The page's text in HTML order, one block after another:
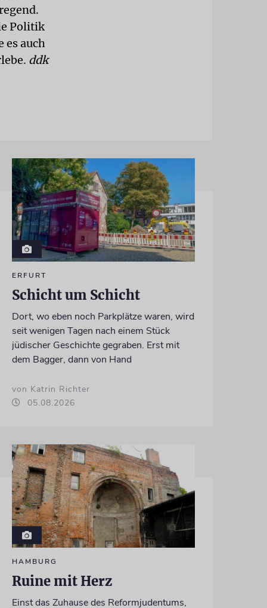
Politik
es auch
ddk
ERFURT
Schicht um Schicht
Dort, wo eben noch Parkplätze waren, wird
seit wenigen Tagen nach einem Stück
jüdischer Geschichte gegraben. Erst mit
dem Bagger, dann von Hand
von Katrin Richter
05.08.2026
HAMBURG
Ruine mit Herz
Einst das Zuhause des Reformjudentums,